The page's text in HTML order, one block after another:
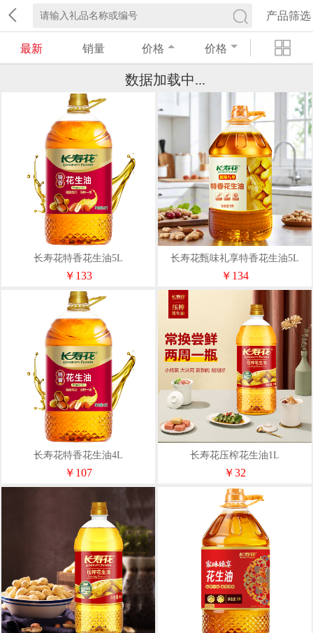
产品筛选
最新 销量 价格 价格
数据加载中...
长寿花特香花生油5L
￥133
长寿花甄味礼享特香花生油5L
￥134
长寿花特香花生油4L
￥107
长寿花压榨花生油1L
￥32